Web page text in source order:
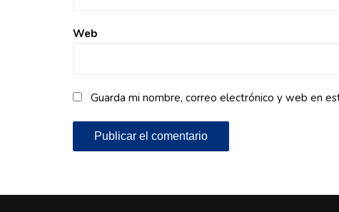
Web
Guarda mi nombre, correo electrónico y web en